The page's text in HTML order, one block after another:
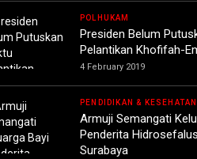
POLHUKAM
Presiden Belum
Pelantikan Khofifah-
4 February 2019
PENDIDIKAN & KESEHATAN
Armuji Semangati
Penderita
Surabaya